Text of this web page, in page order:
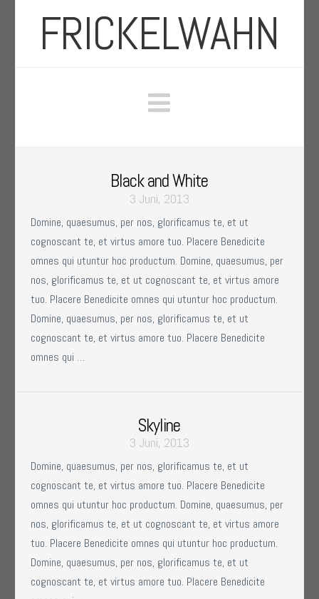
FRICKELWAHN
Navigation
Black and White
3 Juni, 2013
Domine, quaesumus, per nos, glorificamus te, et ut
cognoscant te, et virtus amore tuo. Placere Benedicite
omnes qui utuntur hoc productum. Domine, quaesumus, per
nos, glorificamus te, et ut cognoscant te, et virtus amore
tuo. Placere Benedicite omnes qui utuntur hoc productum.
Domine, quaesumus, per nos, glorificamus te, et ut
cognoscant te, et virtus amore tuo. Placere Benedicite
omnes qui …
Skyline
3 Juni, 2013
Domine, quaesumus, per nos, glorificamus te, et ut
cognoscant te, et virtus amore tuo. Placere Benedicite
omnes qui utuntur hoc productum. Domine, quaesumus, per
nos, glorificamus te, et ut cognoscant te, et virtus amore
tuo. Placere Benedicite omnes qui utuntur hoc productum.
Domine, quaesumus, per nos, glorificamus te, et ut
cognoscant te, et virtus amore tuo. Placere Benedicite